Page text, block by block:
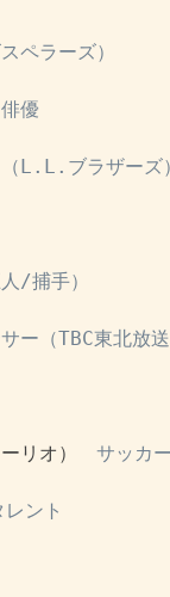
ペラーズ）
俳優
（L.L.ブラザーズ
/捕手）
ー（TBC東北放
ーリオ） サッカ
ント